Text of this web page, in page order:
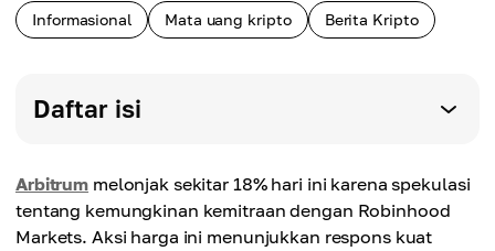
Informasional Mata uang kripto Berita Kripto
Daftar isi
Arbitrum melonjak sekitar 18% hari ini karena spekulasi
tentang kemungkinan kemitraan dengan Robinhood
Markets. Aksi harga ini menunjukkan respons kuat